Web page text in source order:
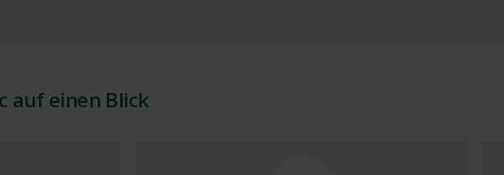
auf einen Blick